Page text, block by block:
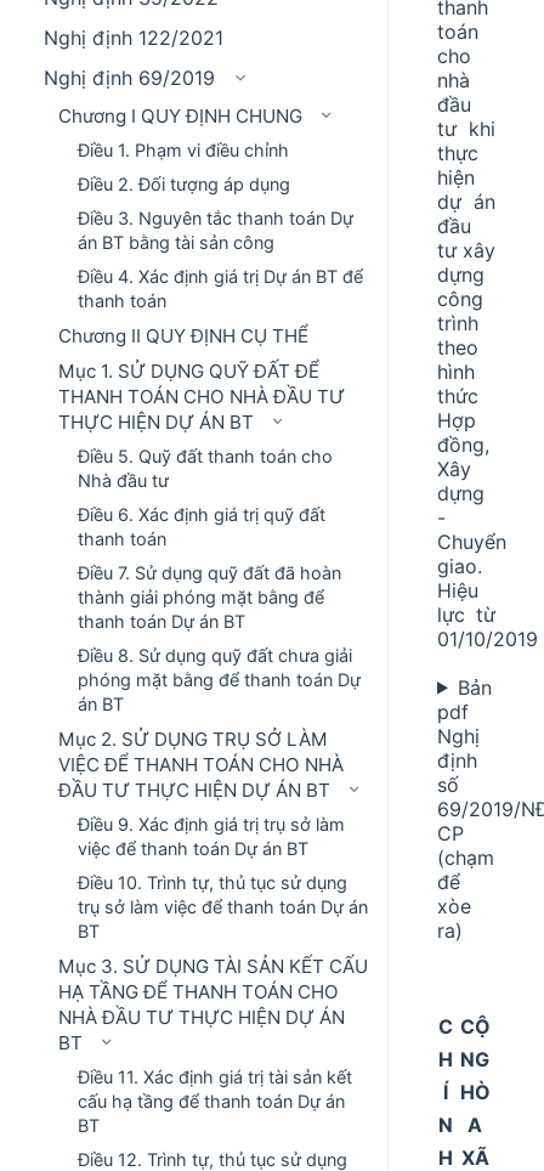
Nghị định 122/2021
Nghị định 69/2019
Chương I QUY ĐỊNH CHUNG
Điều 1. Phạm vi điều chỉnh
Điều 2. Đối tượng áp dụng
Điều 3. Nguyên tắc thanh toán Dự
án BT bằng tài sản công
Điều 4. Xác định giá trị Dự án BT để
thanh toán
Chương II QUY ĐỊNH CỤ THỂ
Mục 1. SỬ DỤNG QUỸ ĐẤT ĐỂ
THANH TOÁN CHO NHÀ ĐẦU TƯ
THỰC HIỆN DỰ ÁN BT
Điều 5. Quỹ đất thanh toán cho
Nhà đầu tư
Điều 6. Xác định giá trị quỹ đất
thanh toán
Điều 7. Sử dụng quỹ đất đã hoàn
thành giải phóng mặt bằng để
thanh toán Dự án BT
Điều 8. Sử dụng quỹ đất chưa giải
phóng mặt bằng để thanh toán Dự
án BT
Mục 2. SỬ DỤNG TRỤ SỞ LÀM
VIỆC ĐỂ THANH TOÁN CHO NHÀ
ĐẦU TƯ THỰC HIỆN DỰ ÁN BT
Điều 9. Xác định giá trị trụ sở làm
việc để thanh toán Dự án BT
Điều 10. Trình tự, thủ tục sử dụng
trụ sở làm việc để thanh toán Dự án
BT
Mục 3. SỬ DỤNG TÀI SẢN KẾT CẤU
HẠ TẦNG ĐỂ THANH TOÁN CHO
NHÀ ĐẦU TƯ THỰC HIỆN DỰ ÁN
BT
Điều 11. Xác định giá trị tài sản kết
cấu hạ tầng để thanh toán Dự án
BT
Điều 12. Trình tự, thủ tục sử dụng
thanh
toán
cho
nhà
đầu
tư khi
thực
hiện
dự án
đầu
tư xây
dựng
công
trình
theo
hình
thức
Hợp
đồng,
Xây
dựng
-
Chuyển
giao.
Hiệu
lực từ
01/10/2019
Bản
pdf
Nghị
định
số
69/2019/
CP
(chạm
để
xòe
ra)
C
H
Í
N
H
CỘ
NG
HÒ
A
XÃ